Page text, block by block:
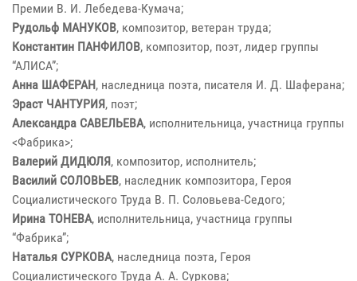
Премии В. И. Лебедева-Кумача;
Рудольф МАНУКОВ, композитор, ветеран труда;
Константин ПАНФИЛОВ, композитор, поэт, лидер группы
“АЛИСА”;
Анна ШАФЕРАН, наследница поэта, писателя И. Д. Шаферана;
Эраст ЧАНТУРИЯ, поэт;
Александра САВЕЛЬЕВА, исполнительница, участница группы
<Фабрика>;
Валерий ДИДЮЛЯ, композитор, исполнитель;
Василий СОЛОВЬЕВ, наследник композитора, Героя
Социалистического Труда В. П. Соловьева-Седого;
Ирина ТОНЕВА, исполнительница, участница группы
“Фабрика”;
Наталья СУРКОВА, наследница поэта, Героя
Социалистического Труда А. А. Суркова;